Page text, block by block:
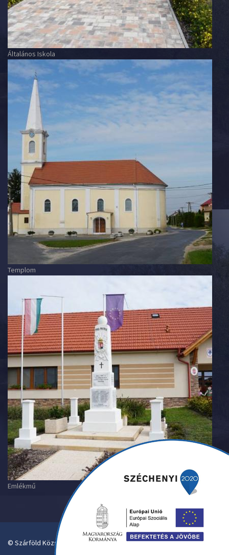
Általános Iskola
Templom
Emlékmű
© Szárföld Község Önkormányzata. Designed By Pantelics.hu